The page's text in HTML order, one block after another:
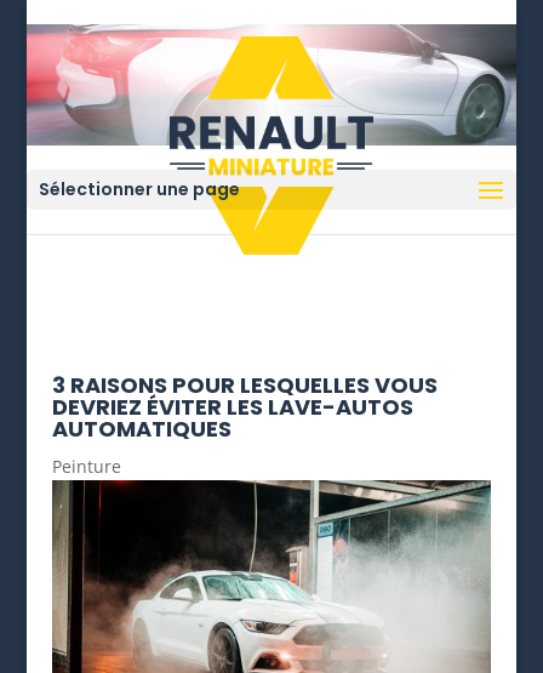
Sélectionner une page
3 RAISONS POUR LESQUELLES VOUS
DEVRIEZ ÉVITER LES LAVE-AUTOS
AUTOMATIQUES
Peinture